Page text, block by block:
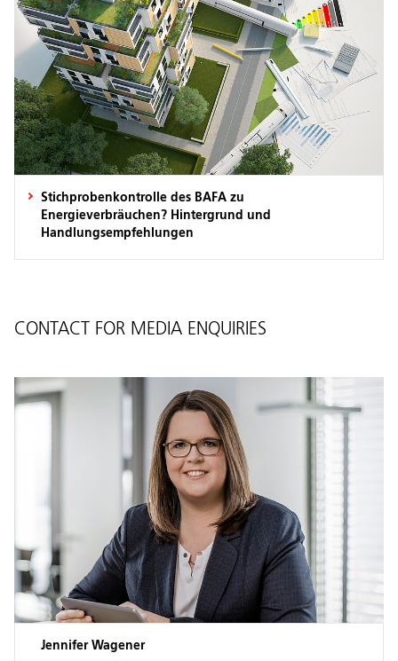
Stichprobenkontrolle des BAFA zu
Energieverbräuchen? Hintergrund und
Handlungsempfehlungen
CONTACT FOR MEDIA ENQUIRIES
Jennifer Wagener